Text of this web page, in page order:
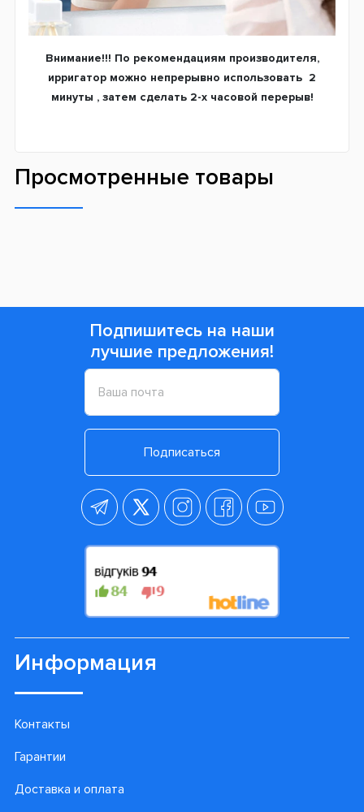
Внимание!!! По рекомендациям производителя,
ирригатор можно непрерывно использовать 2
минуты , затем сделать 2-х часовой перерыв!
Просмотренные товары
Подпишитесь на наши
лучшие предложения!
Подписаться
Информация
Контакты
Гарантии
Доставка и оплата